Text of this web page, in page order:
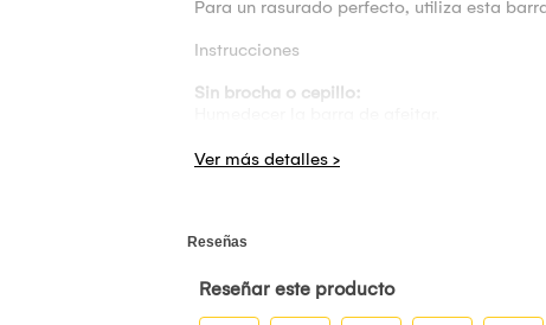
Para un rasurado perfecto, utiliza esta
Instrucciones
Sin brocha o cepillo:
Afeitar
Frotar sobre la piel en la zona a afeitar
Contenido: 50 gr.